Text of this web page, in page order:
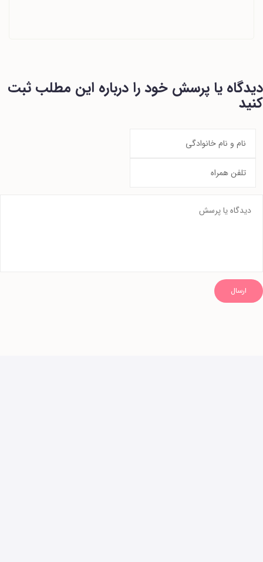
دیدگاه یا پرسش خود را درباره این مطلب ثبت
کنید
ارسال